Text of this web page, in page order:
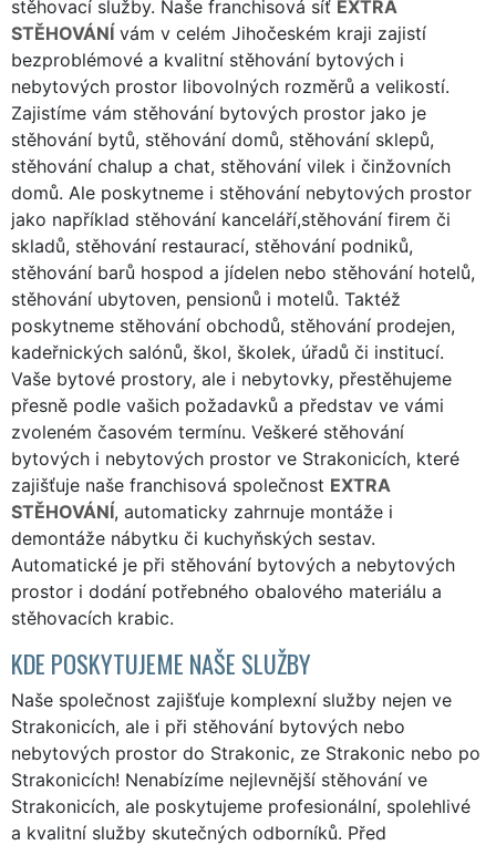
stěhovací služby. Naše franchisová síť EXTRA
STĚHOVÁNÍ vám v celém Jihočeském kraji zajistí
bezproblémové a kvalitní stěhování bytových i
nebytových prostor libovolných rozměrů a velikostí.
Zajistíme vám stěhování bytových prostor jako je
stěhování bytů, stěhování domů, stěhování sklepů,
stěhování chalup a chat, stěhování vilek i činžovních
domů. Ale poskytneme i stěhování nebytových prostor
jako například stěhování kanceláří,stěhování firem či
skladů, stěhování restaurací, stěhování podniků,
stěhování barů hospod a jídelen nebo stěhování hotelů,
stěhování ubytoven, pensionů i motelů. Taktéž
poskytneme stěhování obchodů, stěhování prodejen,
kadeřnických salónů, škol, školek, úřadů či institucí.
Vaše bytové prostory, ale i nebytovky, přestěhujeme
přesně podle vašich požadavků a představ ve vámi
zvoleném časovém termínu. Veškeré stěhování
bytových i nebytových prostor ve Strakonicích, které
zajišťuje naše franchisová společnost EXTRA
STĚHOVÁNÍ, automaticky zahrnuje montáže i
demontáže nábytku či kuchyňských sestav.
Automatické je při stěhování bytových a nebytových
prostor i dodání potřebného obalového materiálu a
stěhovacích krabic.
KDE POSKYTUJEME NAŠE SLUŽBY
Naše společnost zajišťuje komplexní služby nejen ve
Strakonicích, ale i při stěhování bytových nebo
nebytových prostor do Strakonic, ze Strakonic nebo po
Strakonicích! Nenabízíme nejlevnější stěhování ve
Strakonicích, ale poskytujeme profesionální, spolehlivé
a kvalitní služby skutečných odborníků. Před